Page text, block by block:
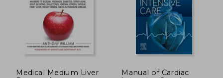
Rápido Rápido
Medical Medium Liver
Manual of Cardiac